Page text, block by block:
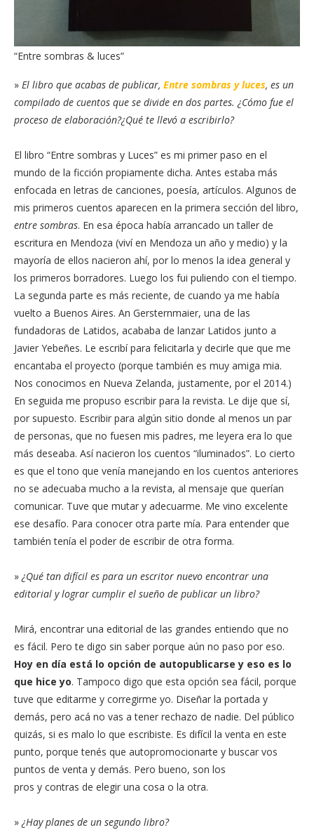
“Entre sombras & luces”
» El libro que acabas de publicar, Entre sombras y luces, es un
compilado de cuentos que se divide en dos partes. ¿Cómo fue el
proceso de elaboración?¿Qué te llevó a escribirlo?
El libro “Entre sombras y Luces” es mi primer paso en el
mundo de la ficción propiamente dicha. Antes estaba más
enfocada en letras de canciones, poesía, artículos. Algunos de
mis primeros cuentos aparecen en la primera sección del libro,
entre sombras. En esa época había arrancado un taller de
escritura en Mendoza (viví en Mendoza un año y medio) y la
mayoría de ellos nacieron ahí, por lo menos la idea general y
los primeros borradores. Luego los fui puliendo con el tiempo.
La segunda parte es más reciente, de cuando ya me había
vuelto a Buenos Aires. An Gersternmaier, una de las
fundadoras de Latidos, acababa de lanzar Latidos junto a
Javier Yebeñes. Le escribí para felicitarla y decirle que que me
encantaba el proyecto (porque también es muy amiga mia.
Nos conocimos en Nueva Zelanda, justamente, por el 2014.)
En seguida me propuso escribir para la revista. Le dije que sí,
por supuesto. Escribir para algún sitio donde al menos un par
de personas, que no fuesen mis padres, me leyera era lo que
más deseaba. Así nacieron los cuentos “iluminados”. Lo cierto
es que el tono que venía manejando en los cuentos anteriores
no se adecuaba mucho a la revista, al mensaje que querían
comunicar. Tuve que mutar y adecuarme. Me vino excelente
ese desafío. Para conocer otra parte mía. Para entender que
también tenía el poder de escribir de otra forma.
» ¿Qué tan difícil es para un escritor nuevo encontrar una
editorial y lograr cumplir el sueño de publicar un libro?
Mirá, encontrar una editorial de las grandes entiendo que no
es fácil. Pero te digo sin saber porque aún no paso por eso.
Hoy en día está lo opción de autopublicarse y eso es lo
que hice yo. Tampoco digo que esta opción sea fácil, porque
tuve que editarme y corregirme yo. Diseñar la portada y
demás, pero acá no vas a tener rechazo de nadie. Del público
quizás, si es malo lo que escribiste. Es difícil la venta en este
punto, porque tenés que autopromocionarte y buscar vos
puntos de venta y demás. Pero bueno, son los
pros y contras de elegir una cosa o la otra.
» ¿Hay planes de un segundo libro?